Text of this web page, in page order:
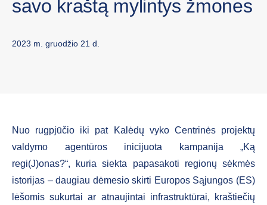
savo kraštą mylintys žmonės
2023 m. gruodžio 21 d.
Nuo rugpjūčio iki pat Kalėdų vyko Centrinės projektų
valdymo agentūros inicijuota kampanija „Ką
regi(J)onas?“, kuria siekta papasakoti regionų sėkmės
istorijas – daugiau dėmesio skirti Europos Sąjungos (ES)
lėšomis sukurtai ar atnaujintai infrastruktūrai, kraštiečių